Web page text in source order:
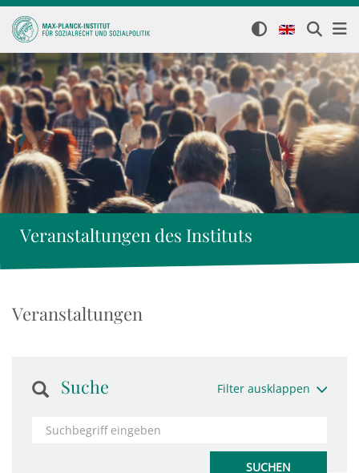
Veranstaltungen des Instituts
Veranstaltungen
Suche Filter ausklappen